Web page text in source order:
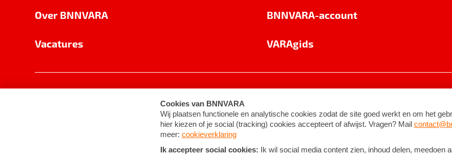
Over BNNVARA
Vacatures
BNNVARA-account
VARAgids
Cookie-instellingen Algemene voorwaarden ©2026BNNVARA